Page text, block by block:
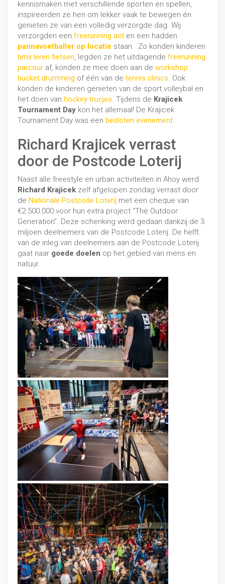
Lees meer op de website van de voetbalclub VV DEO
zelf, zie:https://vvdeo.nl/volop-vertier-bij-opa-en-
omadag/.
Website: www.freestylerjosh.nl
E-mail: info@freestylerjosh.nl
Telefoon: +31 6 22 03 65 98
kennismaken met verschillende sporten en spellen,
inspireerden ze hen om lekker vaak te bewegen én
genieten ze van een volledig verzorgde dag. Wij
verzorgden een freerunning act en een hadden
pannavoetballer op locatie staan. Zo konden kinderen
bmx leren fietsen, legden ze het uitdagende freerunning
parcour af, konden ze mee doen aan de workshop
bucket drumming of één van de tennis clinics. Ook
konden de kinderen genieten van de sport volleybal en
het doen van hockey trucjes. Tijdens de Krajicek
Tournament Day kon het allemaal! De Krajicek
Tournament Day was een besloten evenement.
Richard Krajicek verrast
door de Postcode Loterij
Naast alle freestyle en urban activiteiten in Ahoy werd
Richard Krajicek zelf afgelopen zondag verrast door
de Nationale Postcode Loterij met een cheque van
€2.500.000 voor hun extra project “The Outdoor
Generation”. Deze schenking werd gedaan dankzij de 3
miljoen deelnemers van de Postcode Loterij. De helft
van de inleg van deelnemers aan de Postcode Loterij
gaat naar goede doelen op het gebied van mens en
natuur.